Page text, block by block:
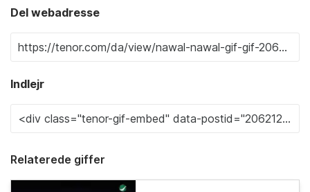
Del webadresse
Indlejr
Relaterede giffer